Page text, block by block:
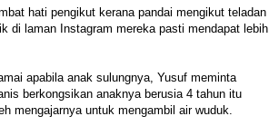
hati pengikut kerana pandai mengikut teladan
di laman Instagram mereka pasti mendapat lebih
apabila anak sulungnya, Yusuf meminta
berkongsikan anaknya berusia 4 tahun itu
mengajarnya untuk mengambil air wuduk.